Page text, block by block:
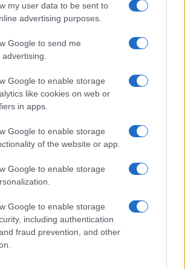
my user data to be sent to
advertising purposes.
Google to send me
Google to enable storage
like cookies on web or
in apps.
Google to enable storage
of the website or app.
Google to enable storage
Google to enable storage
including authentication
fraud prevention, and other
offerte di lavoro a Olbia e in Gallura
dei residenti